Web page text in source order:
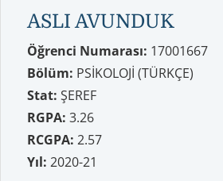
ASLI AVUNDUK
Öğrenci Numarası: 17001667
Bölüm: PSİKOLOJİ (TÜRKÇE)
Stat: ŞEREF
RGPA: 3.26
RCGPA: 2.57
Yıl: 2020-21